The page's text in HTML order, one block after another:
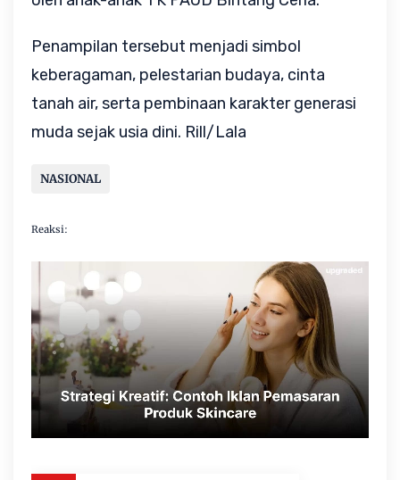
Penampilan tersebut menjadi simbol
keberagaman, pelestarian budaya, cinta
tanah air, serta pembinaan karakter generasi
muda sejak usia dini. Rill/Lala
NASIONAL
Reaksi: